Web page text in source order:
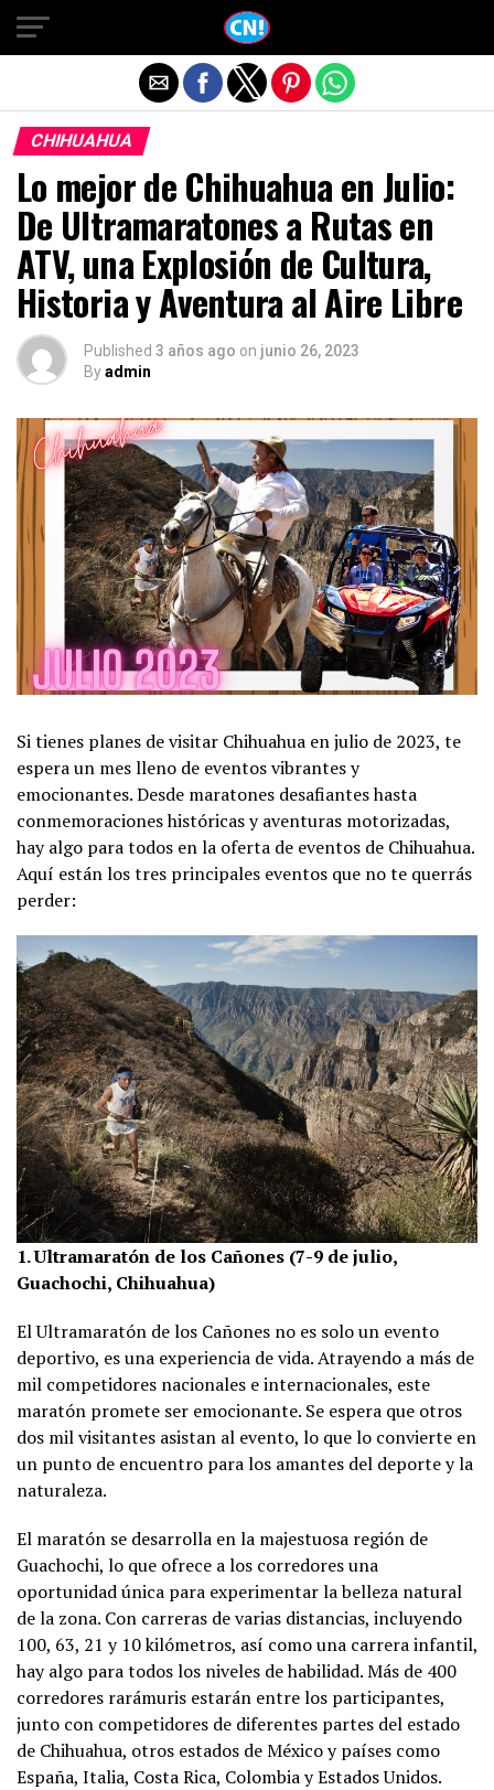
CHIHUAHUA
Lo mejor de Chihuahua en Julio:
De Ultramaratones a Rutas en
ATV, una Explosión de Cultura,
Historia y Aventura al Aire Libre
Published 3 años ago on junio 26, 2023
Byadmin
Si tienes planes de visitar Chihuahua en julio de 2023, te
espera un mes lleno de eventos vibrantes y
emocionantes. Desde maratones desafiantes hasta
conmemoraciones históricas y aventuras motorizadas,
hay algo para todos en la oferta de eventos de Chihuahua.
Aquí están los tres principales eventos que no te querrás
perder:
1. Ultramaratón de los Cañones (7-9 de julio,
Guachochi, Chihuahua)
El Ultramaratón de los Cañones no es solo un evento
deportivo, es una experiencia de vida. Atrayendo a más de
mil competidores nacionales e internacionales, este
maratón promete ser emocionante. Se espera que otros
dos mil visitantes asistan al evento, lo que lo convierte en
un punto de encuentro para los amantes del deporte y la
naturaleza.
El maratón se desarrolla en la majestuosa región de
Guachochi, lo que ofrece a los corredores una
oportunidad única para experimentar la belleza natural
de la zona. Con carreras de varias distancias, incluyendo
100, 63, 21 y 10 kilómetros, así como una carrera infantil,
hay algo para todos los niveles de habilidad. Más de 400
corredores rarámuris estarán entre los participantes,
junto con competidores de diferentes partes del estado
de Chihuahua, otros estados de México y países como
España, Italia, Costa Rica, Colombia y Estados Unidos​.
Salir de la versión móvil